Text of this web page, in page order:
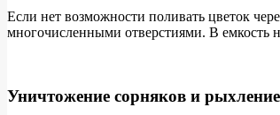
Если нет возможности поливать цветок
многочисленными отверстиями. В емкость
Уничтожение сорняков и